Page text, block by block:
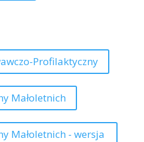
Profilaktyczny
Małoletnich
Małoletnich - wersja